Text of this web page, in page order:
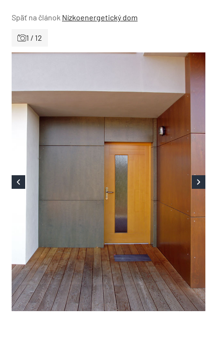
Späť na článok Nízkoenergetický dom
1 / 12